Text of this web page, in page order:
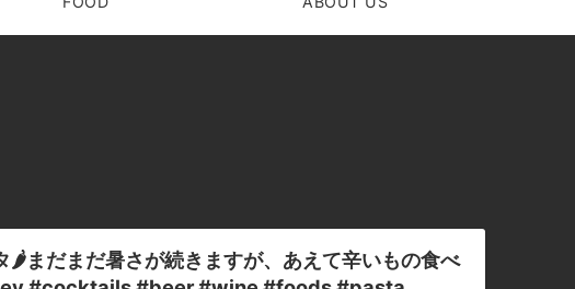
まだまだ暑さが続きますが、あえて辛いもの食べ